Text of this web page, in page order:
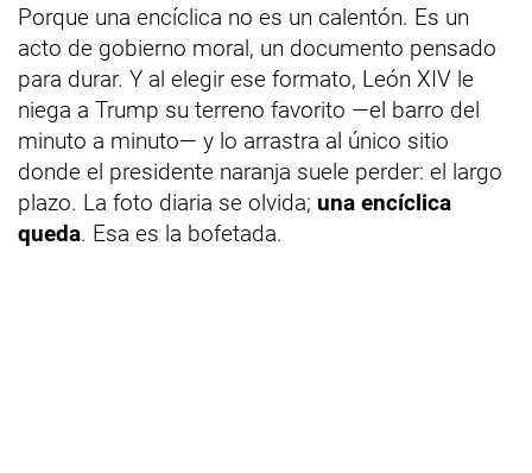
Porque una encíclica no es un calentón. Es un
acto de gobierno moral, un documento pensado
para durar. Y al elegir ese formato, León XIV le
niega a Trump su terreno favorito —el barro del
minuto a minuto— y lo arrastra al único sitio
donde el presidente naranja suele perder: el largo
plazo. La foto diaria se olvida; una encíclica
queda. Esa es la bofetada.